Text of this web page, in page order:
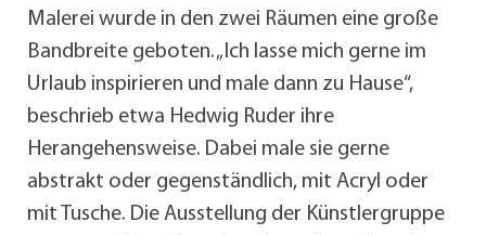
Malerei wurde in den zwei Räumen eine große
Bandbreite geboten. „Ich lasse mich gerne im
Urlaub inspirieren und male dann zu Hause“,
beschrieb etwa Hedwig Ruder ihre
Herangehensweise. Dabei male sie gerne
abstrakt oder gegenständlich, mit Acryl oder
mit Tusche. Die Ausstellung der Künstlergruppe